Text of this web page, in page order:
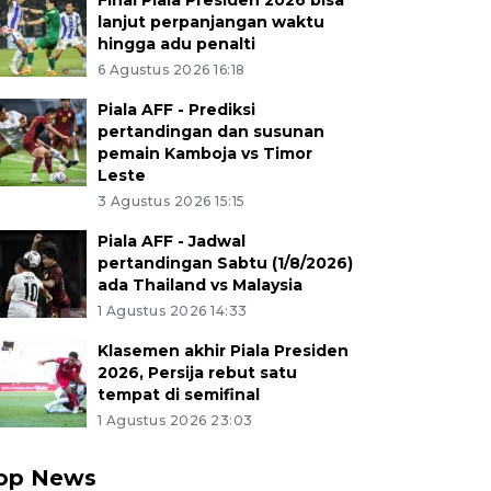
lanjut perpanjangan waktu
hingga adu penalti
6 Agustus 2026 16:18
Piala AFF - Prediksi
pertandingan dan susunan
pemain Kamboja vs Timor
Leste
3 Agustus 2026 15:15
Piala AFF - Jadwal
pertandingan Sabtu (1/8/2026)
ada Thailand vs Malaysia
1 Agustus 2026 14:33
Klasemen akhir Piala Presiden
2026, Persija rebut satu
tempat di semifinal
1 Agustus 2026 23:03
News